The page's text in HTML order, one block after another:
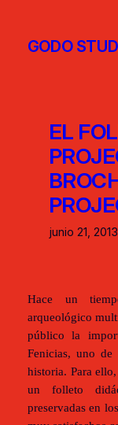
GODO
EL
junio 21, 2013
Hace un
arqueológico
público la
Fenicias, uno de
historia. Para
un folleto
preservadas en